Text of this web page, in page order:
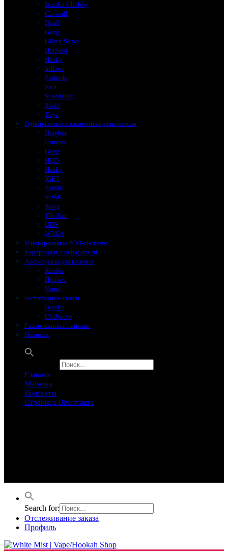
Brusko Chubby
Catswill
Duall
Gang
Glitch Sauce
HotSpot
Husky
Inflave
Podonki
Rell
Scandalist
Skala
Toyz
Одноразовые электронные испарители
Dragbar
Fummo
Gang
HQD
Husky
IGET
PuffMi
SOAK
Swog
Tikobar
UDN
WAKA
Многоразовые POD-системы
Картриджи и испарители
Аксессуары для кальяна
Колбы
Прочее
Чаши
Бестабачные смеси
Brusko
Chabacco
Газированные напитки
Напитки
Главная
Магазин
Контакты
Страница ВКонтакте
Search for:
Отслеживание заказа
Профиль